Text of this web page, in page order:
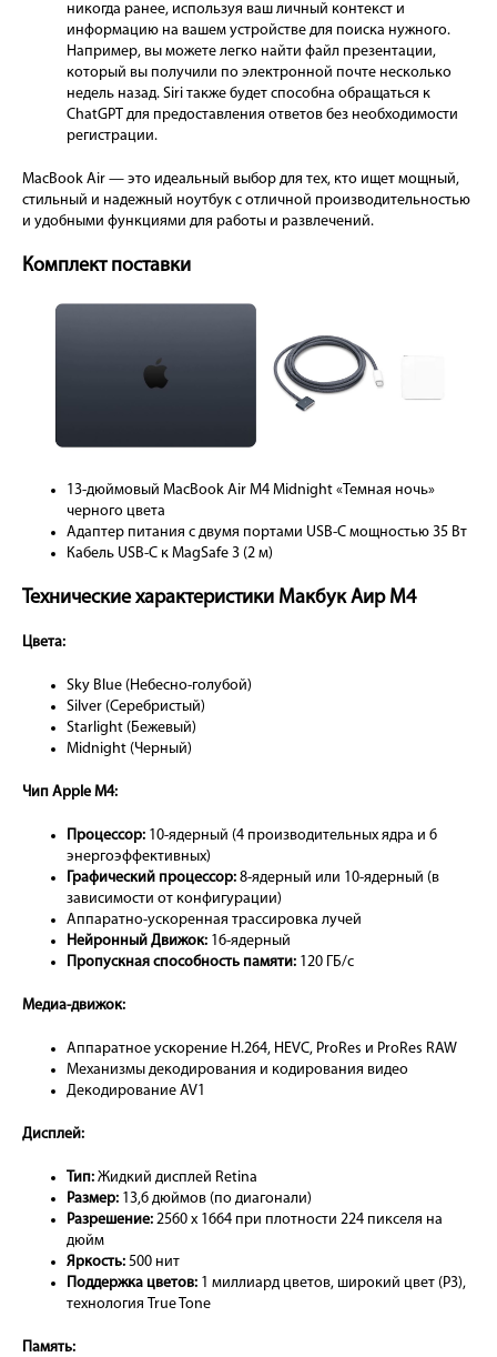
никогда ранее, используя ваш личный контекст и
информацию на вашем устройстве для поиска нужного.
Например, вы можете легко найти файл презентации,
который вы получили по электронной почте несколько
недель назад. Siri также будет способна обращаться к
ChatGPT для предоставления ответов без необходимости
регистрации.
MacBook Air — это идеальный выбор для тех, кто ищет мощный,
стильный и надежный ноутбук с отличной производительностью
и удобными функциями для работы и развлечений.
Комплект поставки
13-дюймовый MacBook Air M4 Midnight «Темная ночь»
черного цвета
Адаптер питания с двумя портами USB-C мощностью 35 Вт
Кабель USB-C к MagSafe 3 (2 м)
Технические характеристики Макбук Аир М4
Цвета:
Sky Blue (Небесно-голубой)
Silver (Серебристый)
Starlight (Бежевый)
Midnight (Черный)
Чип Apple M4:
Процессор: 10-ядерный (4 производительных ядра и 6
энергоэффективных)
Графический процессор: 8-ядерный или 10-ядерный (в
зависимости от конфигурации)
Аппаратно-ускоренная трассировка лучей
Нейронный Движок: 16-ядерный
Пропускная способность памяти: 120 ГБ/с
Медиа-движок:
Аппаратное ускорение H.264, HEVC, ProRes и ProRes RAW
Механизмы декодирования и кодирования видео
Декодирование AV1
Дисплей:
Тип: Жидкий дисплей Retina
Размер: 13,6 дюймов (по диагонали)
Разрешение: 2560 x 1664 при плотности 224 пикселя на
дюйм
Яркость: 500 нит
Поддержка цветов: 1 миллиард цветов, широкий цвет (P3),
технология True Tone
Память: